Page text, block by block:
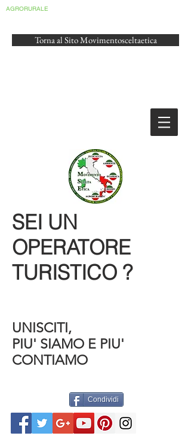
AGRORURALE
Torna al Sito Movimentosceltaetica
Condividi
SEI UN
OPERATORE
TURISTICO ?
UNISCITI,
PIU' SIAMO E PIU'
CONTIAMO